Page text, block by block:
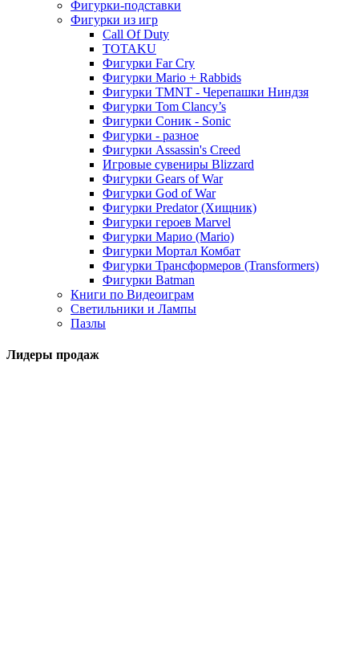
Фигурки-подставки
Фигурки из игр
Call Of Duty
TOTAKU
Фигурки Far Cry
Фигурки Mario + Rabbids
Фигурки TMNT - Черепашки Ниндзя
Фигурки Tom Clancy’s
Фигурки Соник - Sonic
Фигурки - разное
Фигурки Assassin's Creed
Игровые сувениры Blizzard
Фигурки Gears of War
Фигурки God of War
Фигурки Predator (Хищник)
Фигурки героев Marvel
Фигурки Марио (Mario)
Фигурки Мортал Комбат
Фигурки Трансформеров (Transformers)
Фигурки Batman
Книги по Видеоиграм
Светильники и Лампы
Пазлы
Лидеры продаж